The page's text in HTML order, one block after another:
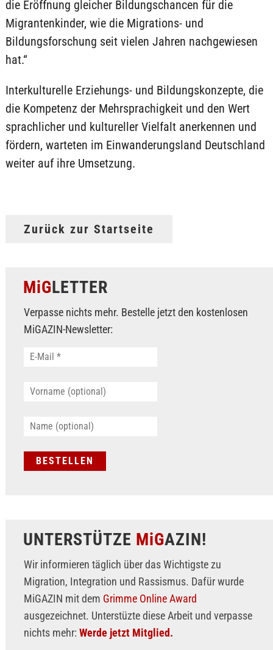
die Eröffnung gleicher Bildungschancen für die
Migrantenkinder, wie die Migrations- und
Bildungsforschung seit vielen Jahren nachgewiesen
hat.“
Interkulturelle Erziehungs- und Bildungskonzepte, die
die Kompetenz der Mehrsprachigkeit und den Wert
sprachlicher und kultureller Vielfalt anerkennen und
fördern, warteten im Einwanderungsland Deutschland
weiter auf ihre Umsetzung.
Zurück zur Startseite
MiGLETTER
Verpasse nichts mehr. Bestelle jetzt den kostenlosen
MiGAZIN-Newsletter:
UNTERSTÜTZE MiGAZIN!
Wir informieren täglich über das Wichtigste zu
Migration, Integration und Rassismus. Dafür wurde
MiGAZIN mit dem Grimme Online Award
ausgezeichnet. Unterstüzte diese Arbeit und verpasse
nichts mehr: Werde jetzt Mitglied.